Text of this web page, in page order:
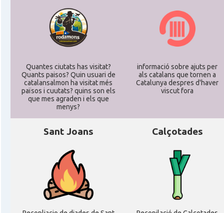
Quantes ciutats has visitat?
Quants paisos? Quin usuari de
catalansalmon ha visitat més
països i cuutats? quins son els
que mes agraden i els que
menys?
informació sobre ajuts per
als catalans que tornen a
Catalunya despres d'haver
viscut fora
Sant Joans Calçotades